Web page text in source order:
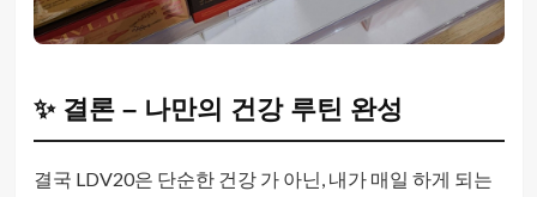
✨ 결론 – 나만의 건강 루틴 완성
결국 LDV20은 단순한 건강 가 아닌, 내가 매일 하게 되는